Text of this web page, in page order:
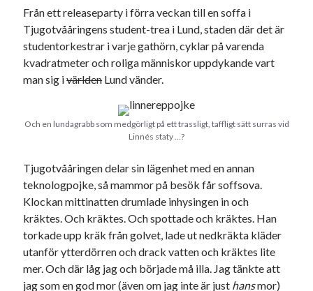
Kategorier
Kategorier
#blogg100 allmänbildning
barnen basket bil corona
död England fest film fotboll
historia jobb
Från ett releaseparty i förra veckan till en soffa i
Tjugotvååringens student-trea i Lund, staden där det är
studentorkestrar i varje gathörn, cyklar på varenda
kvadratmeter och roliga människor uppdykande vart
man sig ivärldenLund vänder.
Och en lundagrabb som medgörligt på ett trassligt, taffligt sätt surras vid
Linnés staty …?
Tjugotvååringen delar sin lägenhet med en annan
teknologpojke, så mammor på besök får soffsova.
Klockan mittinatten drumlade inhysingen in och
kräktes. Och kräktes. Och spottade och kräktes. Han
torkade upp kräk från golvet, lade ut nedkräkta kläder
utanför ytterdörren och drack vatten och kräktes lite
mer. Och där låg jag och började må illa. Jag tänkte att
jag som en god mor (även om jag inte är just hansmor)